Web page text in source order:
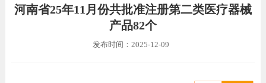
河南省25年11月份共批准注册第二类医疗器械
产品82个
发布时间：2025-12-09